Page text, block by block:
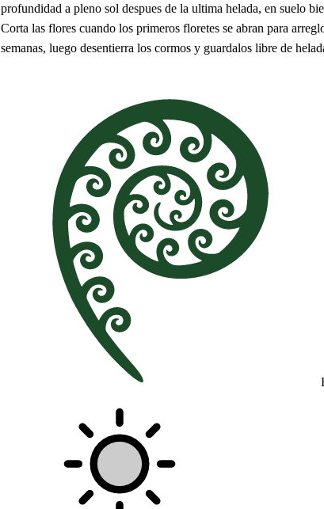
profundidad a pleno sol despues de la ultima helada, en suelo
Corta las flores cuando los primeros floretes se abran para
semanas, luego desentierra los cormos y guardalos libre de